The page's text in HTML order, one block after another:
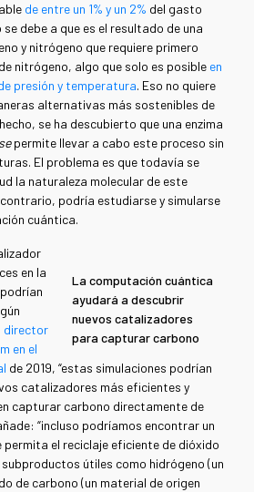
de entre un 1% y un 2% del gasto
debe a que es el resultado de una
y nitrógeno que requiere primero
nitrógeno, algo que solo es posible en
presión y temperatura. Eso no quiere
alternativas más sostenibles de
se ha descubierto que una enzima
permite llevar a cabo este proceso sin
El problema es que todavía se
la naturaleza molecular de este
podría estudiarse y simularse
cuántica.
La computación cuántica
ayudará a descubrir
nuevos catalizadores
para capturar carbono
en la
director
en el
de 2019, “estas simulaciones podrían
catalizadores más eficientes y
capturar carbono directamente de
“incluso podríamos encontrar un
el reciclaje eficiente de dióxido
útiles como hidrógeno (un
de carbono (un material de origen